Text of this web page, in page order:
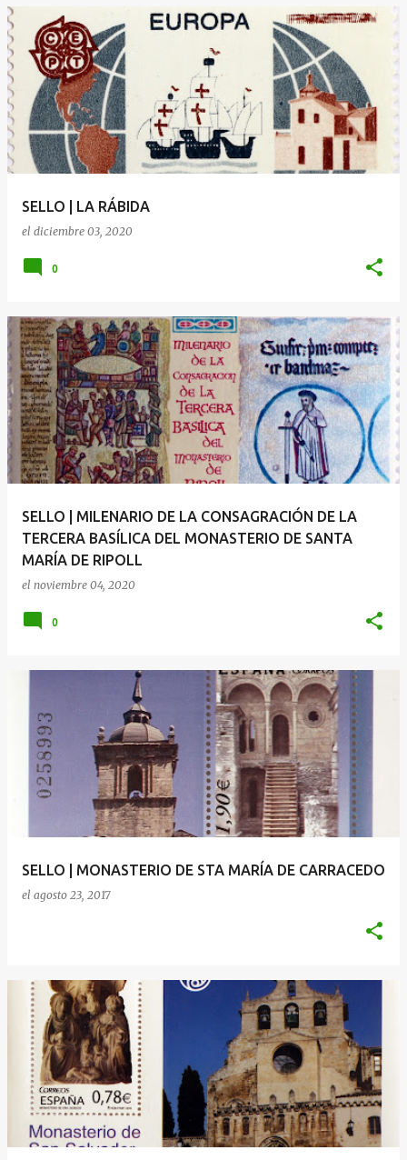
SELLO | LA RÁBIDA
el diciembre 03, 2020
0
SELLO | MILENARIO DE LA CONSAGRACIÓN DE LA
TERCERA BASÍLICA DEL MONASTERIO DE SANTA
MARÍA DE RIPOLL
el noviembre 04, 2020
0
SELLO | MONASTERIO DE STA MARÍA DE CARRACEDO
el agosto 23, 2017